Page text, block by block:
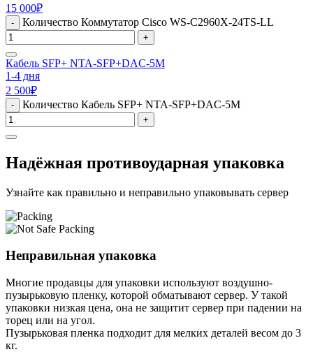
15 000₽
- Количество Коммутатор Cisco WS-C2960X-24TS-LL
+
Кабель SFP+ NTA-SFP+DAC-5M
1-4 дня
2 500₽
- Количество Кабель SFP+ NTA-SFP+DAC-5M
+
Надёжная противоударная упаковка
Узнайте как правильно и неправильно упаковывать сервер
Неправильная упаковка
Многие продавцы для упаковки используют воздушно-
пузырьковую пленку, которой обматывают сервер. У такой
упаковки низкая цена, она не защитит сервер при падении на
торец или на угол.
Пузырьковая пленка подходит для мелких деталей весом до 3
кг.